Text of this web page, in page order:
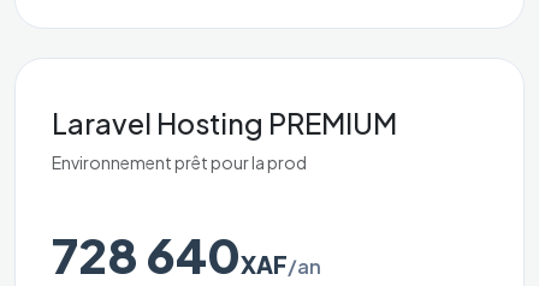
Laravel Hosting PREMIUM
Environnement prêt pour la prod
728 640XAF/an